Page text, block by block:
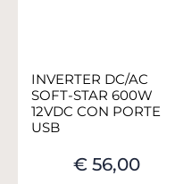
INVERTER DC/AC
SOFT-STAR 600W
12VDC CON PORTE
USB
€ 56,00